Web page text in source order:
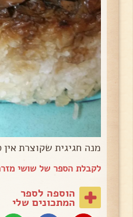
מנה חגיגית שקוצרת
לקבלת הספר של שושי
הוספה לספר
המתכונים שלי